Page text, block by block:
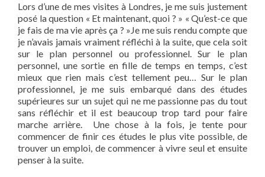
Lors d’une de mes visites à Londres, je me suis justement
posé la question « Et maintenant, quoi ? » « Qu’est-ce que
je fais de ma vie après ça ? »Je me suis rendu compte que
je n’avais jamais vraiment réfléchi à la suite, que cela soit
sur le plan personnel ou professionnel. Sur le plan
personnel, une sortie en fille de temps en temps, c’est
mieux que rien mais c’est tellement peu… Sur le plan
professionnel, je me suis embarqué dans des études
supérieures sur un sujet qui ne me passionne pas du tout
sans réfléchir et il est beaucoup trop tard pour faire
marche arrière. Une chose à la fois, je tente pour
commencer de finir ces études le plus vite possible, de
trouver un emploi, de commencer à vivre seul et ensuite
penser à la suite.